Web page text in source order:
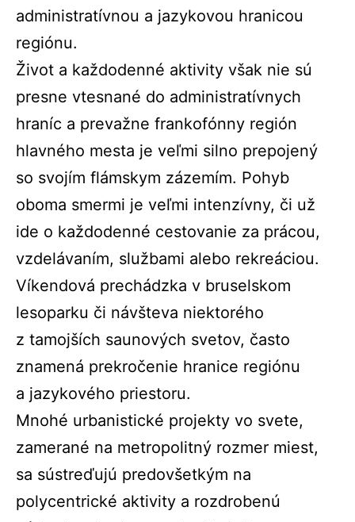
administratívnou a jazykovou hranicou
regiónu.
Život a každodenné aktivity však nie sú
presne vtesnané do administratívnych
hraníc a prevažne frankofónny región
hlavného mesta je veľmi silno prepojený
so svojím flámskym zázemím. Pohyb
oboma smermi je veľmi intenzívny, či už
ide o každodenné cestovanie za prácou,
vzdelávaním, službami alebo rekreáciou.
Víkendová prechádzka v bruselskom
lesoparku či návšteva niektorého
z tamojších saunových svetov, často
znamená prekročenie hranice regiónu
a jazykového priestoru.
Mnohé urbanistické projekty vo svete,
zamerané na metropolitný rozmer miest,
sa sústreďujú predovšetkým na
polycentrické aktivity a rozdrobenú